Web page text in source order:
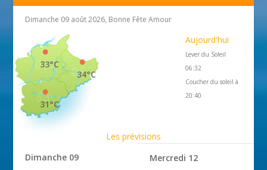
Dimanche 09 août 2026, Bonne Fête Amour
34°C
33°C
31°C
Aujourd'hui
Lever du Soleil
06:32
Coucher du soleil à
20:40
Les prévisions
Dimanche 09
Mercredi 12